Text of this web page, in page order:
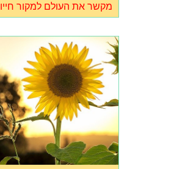
מקשר את העולם למקור חייו